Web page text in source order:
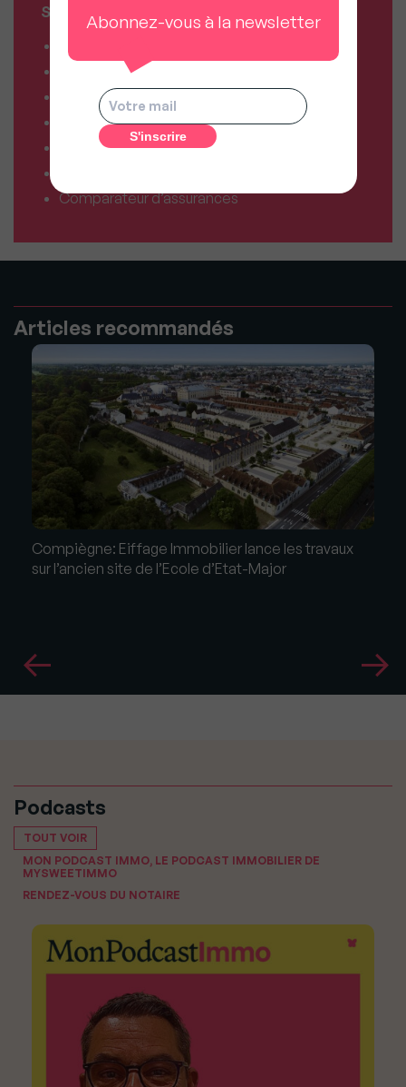
SERVICES MY SWEET'IMMO
Combien puis-je emprunter ?
Comparateur de forfaits mobile
Comparateur de forfaits box Internet
Comparateur d’offres déménagement
Comparateur d’assurances
Articles recommandés
Compiègne: Eiffage Immobilier lance les travaux
sur l’ancien site de l’Ecole d’Etat-Major
Podcasts
TOUT VOIR
MON PODCAST IMMO, LE PODCAST IMMOBILIER DE
MYSWEETIMMO
RENDEZ-VOUS DU NOTAIRE
Abonnez-vous à la newsletter